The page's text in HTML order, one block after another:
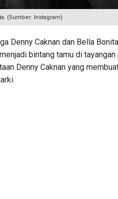
(Sumber: Instagram)
Denny Caknan dan Bella
bintang tamu di
Denny Caknan yang